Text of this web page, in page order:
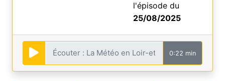
l'épisode du
25/08/2025
0:22 min